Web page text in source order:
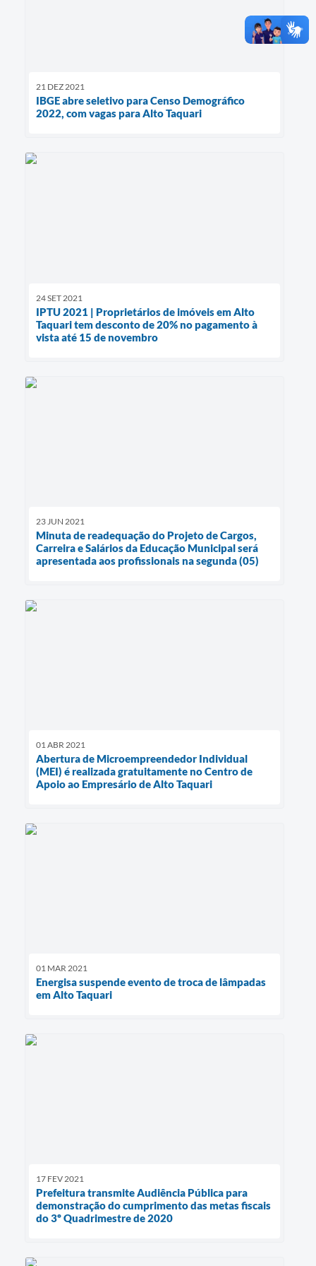
21 DEZ 2021
IBGE abre seletivo para Censo Demográfico
2022, com vagas para Alto Taquari
24 SET 2021
IPTU 2021 | Proprietários de imóveis em Alto
Taquari tem desconto de 20% no pagamento à
vista até 15 de novembro
23 JUN 2021
Minuta de readequação do Projeto de Cargos,
Carreira e Salários da Educação Municipal será
apresentada aos profissionais na segunda (05)
01 ABR 2021
Abertura de Microempreendedor Individual
(MEI) é realizada gratuitamente no Centro de
Apoio ao Empresário de Alto Taquari
01 MAR 2021
Energisa suspende evento de troca de lâmpadas
em Alto Taquari
17 FEV 2021
Prefeitura transmite Audiência Pública para
demonstração do cumprimento das metas fiscais
do 3º Quadrimestre de 2020